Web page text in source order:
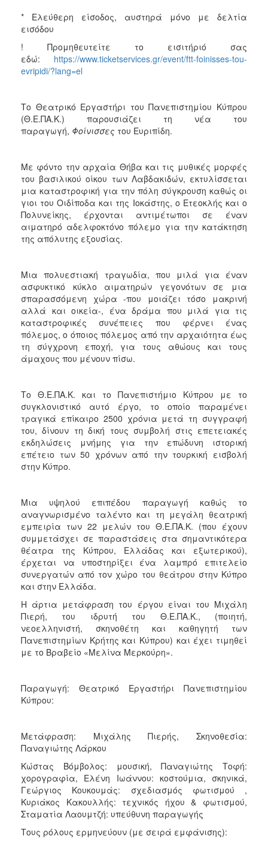
* Ελεύθερη είσοδος, αυστηρά μόνο με δελτία
εισόδου
! Προμηθευτείτε το εισιτήριό σας
εδώ: https://www.ticketservices.gr/event/ftt-foinisses-tou-
evripidi/?lang=el
Το Θεατρικό Εργαστήρι του Πανεπιστημίου Κύπρου
(Θ.Ε.ΠΑ.Κ.) παρουσιάζει τη νέα του
παραγωγή, Φοίνισσες του Ευριπίδη.
Με φόντο την αρχαία Θήβα και τις μυθικές μορφές
του βασιλικού οίκου των Λαβδακιδών, εκτυλίσσεται
μια καταστροφική για την πόλη σύγκρουση καθώς οι
γιοι του Οιδίποδα και της Ιοκάστης, ο Ετεοκλής και ο
Πολυνείκης, έρχονται αντιμέτωποι σε έναν
αιματηρό αδελφοκτόνο πόλεμο για την κατάκτηση
της απόλυτης εξουσίας.
Μια πολυεστιακή τραγωδία, που μιλά για έναν
ασφυκτικό κύκλο αιματηρών γεγονότων σε μια
σπαρασσόμενη χώρα -που μοιάζει τόσο μακρινή
αλλά και οικεία-, ένα δράμα που μιλά για τις
καταστροφικές συνέπειες που φέρνει ένας
πόλεμος, ο όποιος πόλεμος από την αρχαιότητα έως
τη σύγχρονη εποχή, για τους αθώους και τους
άμαχους που μένουν πίσω.
Το Θ.Ε.ΠΑ.Κ. και το Πανεπιστήμιο Κύπρου με το
συγκλονιστικό αυτό έργο, το οποίο παραμένει
τραγικά επίκαιρο 2500 χρόνια μετά τη συγγραφή
του, δίνουν τη δική τους συμβολή στις επετειακές
εκδηλώσεις μνήμης για την επώδυνη ιστορική
επέτειο των 50 χρόνων από την τουρκική εισβολή
στην Κύπρο.
Μια υψηλού επιπέδου παραγωγή καθώς το
αναγνωρισμένο ταλέντο και τη μεγάλη θεατρική
εμπειρία των 22 μελών του Θ.Ε.ΠΑ.Κ. (που έχουν
συμμετάσχει σε παραστάσεις στα σημαντικότερα
θέατρα της Κύπρου, Ελλάδας και εξωτερικού),
έρχεται να υποστηρίξει ένα λαμπρό επιτελείο
συνεργατών από τον χώρο του θεάτρου στην Κύπρο
και στην Ελλάδα.
Η άρτια μετάφραση του έργου είναι του Μιχάλη
Πιερή, του ιδρυτή του Θ.Ε.ΠΑ.Κ., (ποιητή,
νεοελληνιστή, σκηνοθέτη και καθηγητή των
Πανεπιστημίων Κρήτης και Κύπρου) και έχει τιμηθεί
με το Βραβείο «Μελίνα Μερκούρη».
Παραγωγή: Θεατρικό Εργαστήρι Πανεπιστημίου
Κύπρου:
Μετάφραση: Μιχάλης Πιερής, Σκηνοθεσία:
Παναγιώτης Λάρκου
Κώστας Βόμβολος: μουσική, Παναγιώτης Τοφή:
χορογραφία, Ελένη Ιωάννου: κοστούμια, σκηνικά,
Γεώργιος Κουκουμάς: σχεδιασμός φωτισμού ,
Κυριάκος Κακουλλής: τεχνικός ήχου & φωτισμού,
Σταματία Λαουμτζή: υπεύθυνη παραγωγής
Τους ρόλους ερμηνεύουν (με σειρά εμφάνισης):